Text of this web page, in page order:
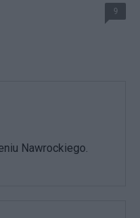
9
Nawrockiego.